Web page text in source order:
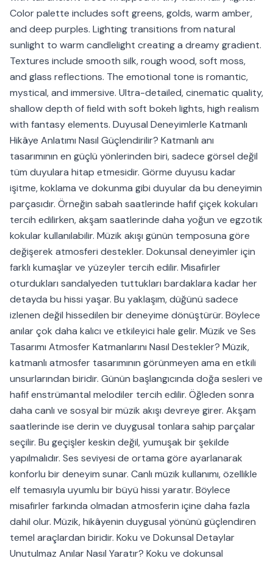
Color palette includes soft greens, golds, warm amber,
and deep purples. Lighting transitions from natural
sunlight to warm candlelight creating a dreamy gradient.
Textures include smooth silk, rough wood, soft moss,
and glass reflections. The emotional tone is romantic,
mystical, and immersive. Ultra-detailed, cinematic quality,
shallow depth of field with soft bokeh lights, high realism
with fantasy elements. Duyusal Deneyimlerle Katmanlı
Hikâye Anlatımı Nasıl Güçlendirilir? Katmanlı anı
tasarımının en güçlü yönlerinden biri, sadece görsel değil
tüm duyulara hitap etmesidir. Görme duyusu kadar
işitme, koklama ve dokunma gibi duyular da bu deneyimin
parçasıdır. Örneğin sabah saatlerinde hafif çiçek kokuları
tercih edilirken, akşam saatlerinde daha yoğun ve egzotik
kokular kullanılabilir. Müzik akışı günün temposuna göre
değişerek atmosferi destekler. Dokunsal deneyimler için
farklı kumaşlar ve yüzeyler tercih edilir. Misafirler
oturdukları sandalyeden tuttukları bardaklara kadar her
detayda bu hissi yaşar. Bu yaklaşım, düğünü sadece
izlenen değil hissedilen bir deneyime dönüştürür. Böylece
anılar çok daha kalıcı ve etkileyici hale gelir. Müzik ve Ses
Tasarımı Atmosfer Katmanlarını Nasıl Destekler? Müzik,
katmanlı atmosfer tasarımının görünmeyen ama en etkili
unsurlarından biridir. Günün başlangıcında doğa sesleri ve
hafif enstrümantal melodiler tercih edilir. Öğleden sonra
daha canlı ve sosyal bir müzik akışı devreye girer. Akşam
saatlerinde ise derin ve duygusal tonlara sahip parçalar
seçilir. Bu geçişler keskin değil, yumuşak bir şekilde
yapılmalıdır. Ses seviyesi de ortama göre ayarlanarak
konforlu bir deneyim sunar. Canlı müzik kullanımı, özellikle
elf temasıyla uyumlu bir büyü hissi yaratır. Böylece
misafirler farkında olmadan atmosferin içine daha fazla
dahil olur. Müzik, hikâyenin duygusal yönünü güçlendiren
temel araçlardan biridir. Koku ve Dokunsal Detaylar
Unutulmaz Anılar Nasıl Yaratır? Koku ve dokunsal